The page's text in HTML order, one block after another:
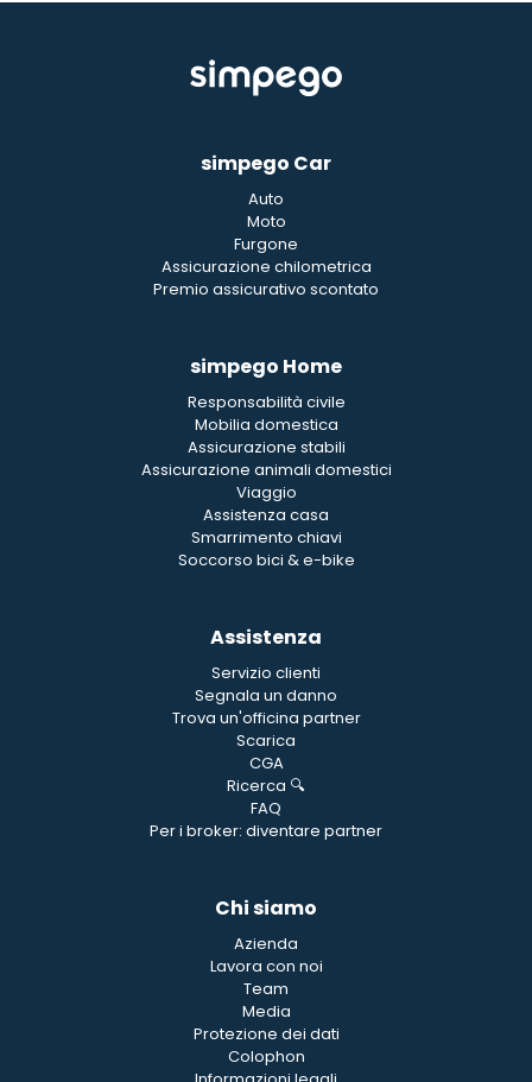
simpego Car
Auto
Moto
Furgone
Assicurazione chilometrica
Premio assicurativo scontato
simpego Home
Responsabilità civile
Mobilia domestica
Assicurazione stabili
Assicurazione animali domestici
Viaggio
Assistenza casa
Smarrimento chiavi
Soccorso bici & e-bike
Assistenza
Servizio clienti
Segnala un danno
Trova un'officina partner
Scarica
CGA
Ricerca 🔍
FAQ
Per i broker: diventare partner
Chi siamo
Azienda
Lavora con noi
Team
Media
Protezione dei dati
Colophon